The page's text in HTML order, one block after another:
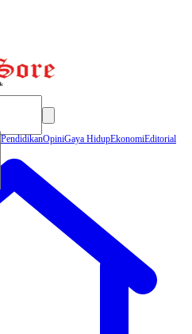
PendidikanOpiniGaya HidupEkonomiEditorial